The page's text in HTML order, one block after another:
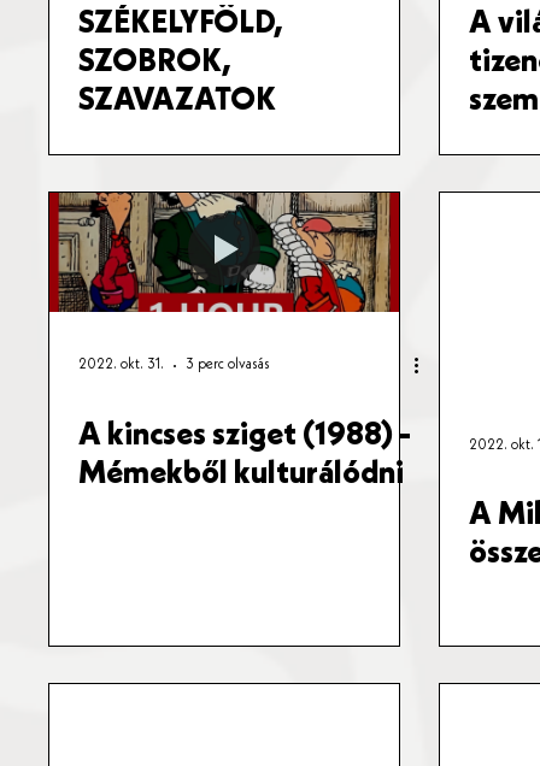
SZÉKELYFÖLD,
SZOBROK,
SZAVAZATOK
A
2022. okt. 31. 3 perc olvasás
A kincses sziget (1988) -
Mémekből kulturálódni
2022. okt.
A